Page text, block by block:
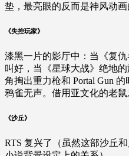
垫，最亮眼的反而是神风动画
《失控玩家》
漆黑一片的影厅中：当《复
叫好，当《星球大战》绝地
角掏出重力枪和 Portal Gun
鸦雀无声。借用亚文化的老鼠
《沙丘》
RTS 复兴了（虽然这部沙丘